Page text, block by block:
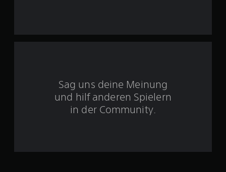
t
Sag uns deine Meinung
und hilf anderen Spielern
in der Community.